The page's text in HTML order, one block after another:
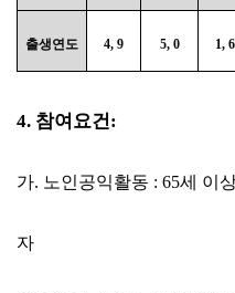
출생연도 4, 9 5, 0 1, 6
4. 참여요건:
가. 노인공익활동 : 65세 이
자